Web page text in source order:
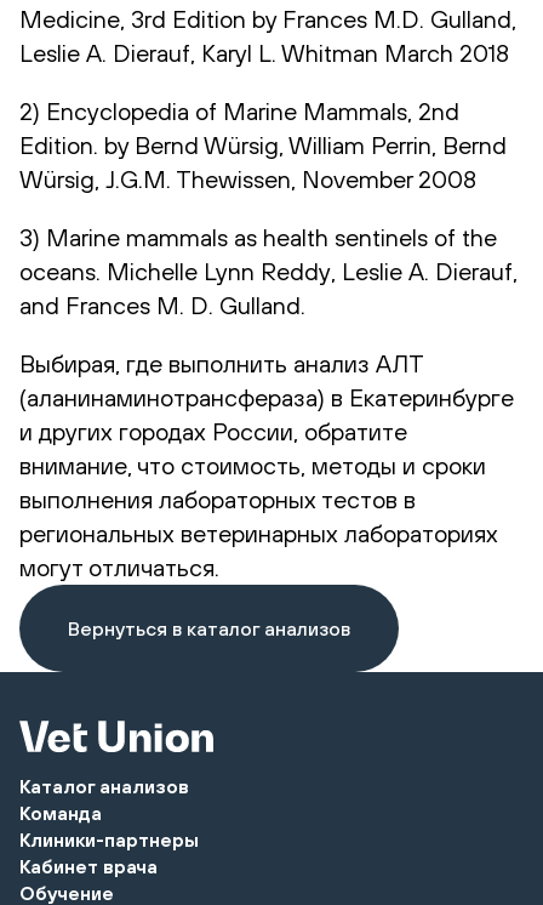
Medicine, 3rd Edition by Frances M.D. Gulland,
Leslie A. Dierauf, Karyl L. Whitman March 2018
2) Encyclopedia of Marine Mammals, 2nd
Edition. by Bernd Würsig, William Perrin, Bernd
Würsig, J.G.M. Thewissen, November 2008
3) Marine mammals as health sentinels of the
oceans. Michelle Lynn Reddy, Leslie A. Dierauf,
and Frances M. D. Gulland.
Выбирая, где выполнить анализ АЛТ
(аланинаминотрансфераза) в Екатеринбурге
и других городах России, обратите
внимание, что стоимость, методы и сроки
выполнения лабораторных тестов в
региональных ветеринарных лабораториях
могут отличаться.
Вернуться в каталог анализов
Каталог анализов
Команда
Клиники-партнеры
Кабинет врача
Обучение